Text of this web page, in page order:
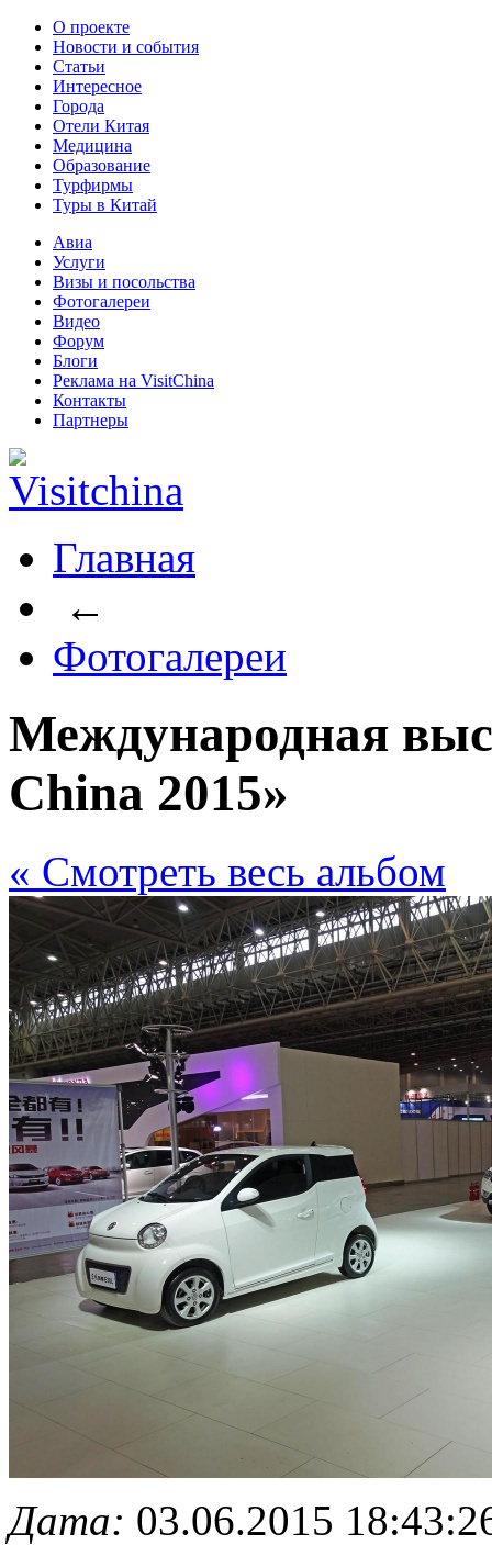
О проекте
Новости и события
Статьи
Интересное
Города
Отели Китая
Медицина
Образование
Турфирмы
Туры в Китай
Авиа
Услуги
Визы и посольства
Фотогалереи
Видео
Форум
Блоги
Реклама на VisitChina
Контакты
Партнеры
Главная
←
Фотогалереи
Международная
China 2015»
« Cмотреть весь альбом
Дата: 03.06.2015